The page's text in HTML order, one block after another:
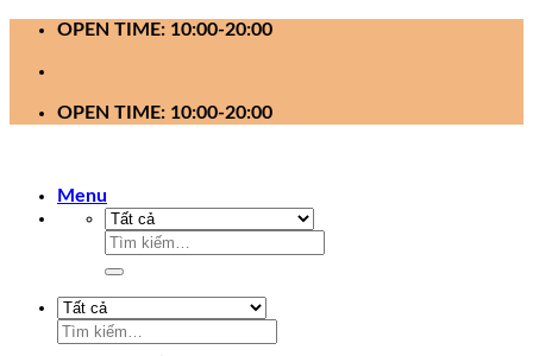
OPEN TIME: 10:00-20:00
OPEN TIME: 10:00-20:00
Menu
Tìm
Tìm